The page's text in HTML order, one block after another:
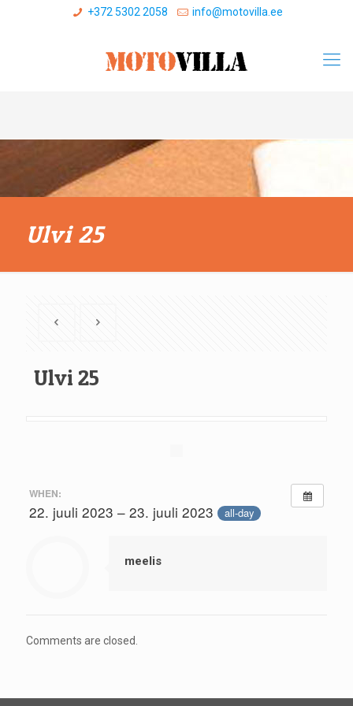
+372 5302 2058 info@motovilla.ee
Ulvi 25
Ulvi 25
WHEN:
22. juuli 2023 – 23. juuli 2023 all-day
meelis
Comments are closed.